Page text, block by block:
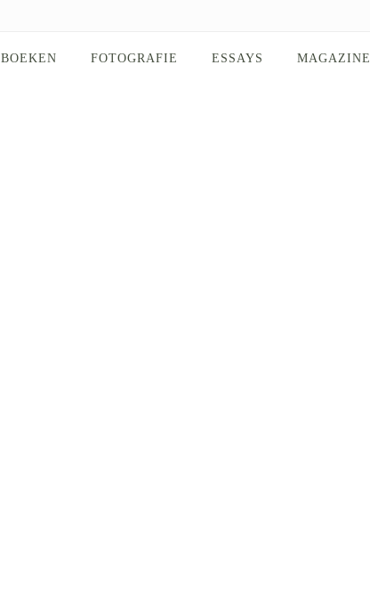
BOEKEN FOTOGRAFIE ESSAYS MAGAZINE